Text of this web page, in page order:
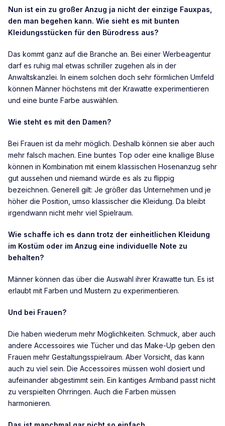
Nun ist ein zu großer Anzug ja nicht der einzige Fauxpas,
den man begehen kann. Wie sieht es mit bunten
Kleidungsstücken für den Bürodress aus?
Das kommt ganz auf die Branche an. Bei einer Werbeagentur
darf es ruhig mal etwas schriller zugehen als in der
Anwaltskanzlei. In einem solchen doch sehr förmlichen Umfeld
können Männer höchstens mit der Krawatte experimentieren
und eine bunte Farbe auswählen.
Wie steht es mit den Damen?
Bei Frauen ist da mehr möglich. Deshalb können sie aber auch
mehr falsch machen. Eine buntes Top oder eine knallige Bluse
können in Kombination mit einem klassischen Hosenanzug sehr
gut aussehen und niemand würde es als zu flippig
bezeichnen. Generell gilt: Je größer das Unternehmen und je
höher die Position, umso klassischer die Kleidung. Da bleibt
irgendwann nicht mehr viel Spielraum.
Wie schaffe ich es dann trotz der einheitlichen Kleidung
im Kostüm oder im Anzug eine individuelle Note zu
behalten?
Männer können das über die Auswahl ihrer Krawatte tun. Es ist
erlaubt mit Farben und Mustern zu experimentieren.
Und bei Frauen?
Die haben wiederum mehr Möglichkeiten. Schmuck, aber auch
andere Accessoires wie Tücher und das Make-Up geben den
Frauen mehr Gestaltungsspielraum. Aber Vorsicht, das kann
auch zu viel sein. Die Accessoires müssen wohl dosiert und
aufeinander abgestimmt sein. Ein kantiges Armband passt nicht
zu verspielten Ohrringen. Auch die Farben müssen
harmonieren.